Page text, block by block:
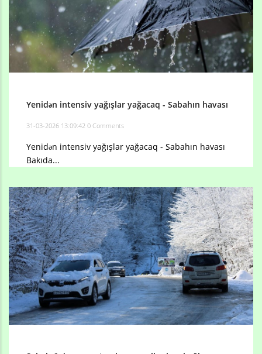
Yenidən intensiv yağışlar yağacaq - Sabahın havası
31-03-2026 13:09:42 0 Comments
Yenidən intensiv yağışlar yağacaq - Sabahın havası
Bakıda...